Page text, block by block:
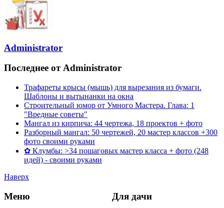
Administrator
Последнее от Administrator
Трафареты крысы (мышь) для вырезания из бумаги.
Шаблоны и вытынанки на окна
Строительный юмор от Умного Мастера. Глава: 1
"Вредные советы"
Мангал из кирпича: 44 чертежа, 18 проектов + фото
Разборный мангал: 50 чертежей, 20 мастер классов +300
фото своими руками
✿ Клумбы: >34 пошаговых мастер класса + фото (248
идей) - своими руками
Наверх
Меню Для дачи